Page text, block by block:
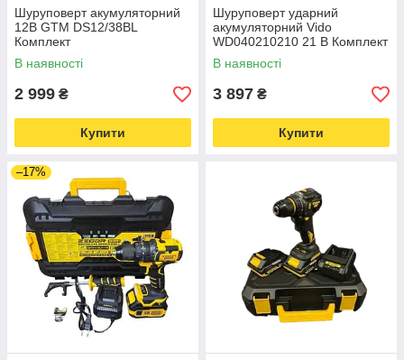
Шуруповерт акумуляторний
12В GTM DS12/38BL
Комплект
В наявності
2 999 ₴
Купити
Шуруповерт ударний
акумуляторний Vido
WD040210210 21 В Комплект
В наявності
3 897 ₴
Купити
–17%